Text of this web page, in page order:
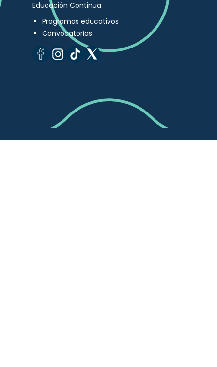
Educación Continua
Programas educativos
Convocatorias